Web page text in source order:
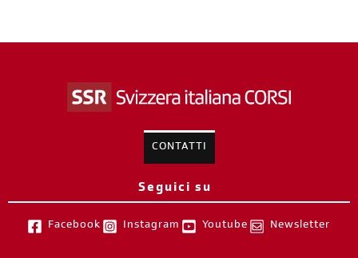
CONTATTI
Seguici su
Facebook Instagram Youtube Newsletter